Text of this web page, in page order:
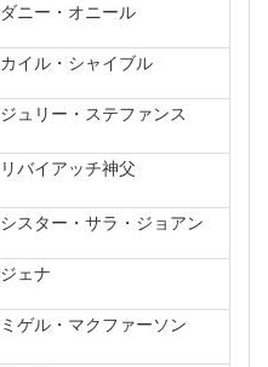
ダニー・オニール
カイル・シャイブル
ジュリー・ステファンス
リバイアッチ神父
シスター・サラ・ジョアン
ジェナ
ミゲル・マクファーソン